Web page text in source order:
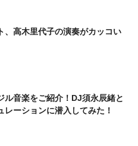
漫画
ド一覧
、高木里代子の演奏がカッコい
ル音楽をご紹介！DJ須永辰緒と
レーションに潜入してみた！